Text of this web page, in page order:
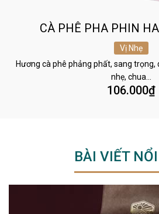
CÀ PHÊ PHA PHIN
Vị Nhẹ
Hương cà phê phảng phất, sang trọng,
nhẹ, chua…
106.000₫
BÀI VIẾT